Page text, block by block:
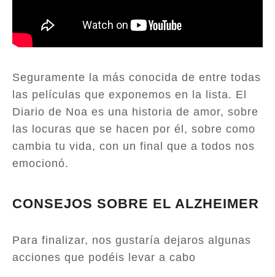
Seguramente la más conocida de entre todas
las películas que exponemos en la lista. El
Diario de Noa es una historia de amor, sobre
las locuras que se hacen por él, sobre como
cambia tu vida, con un final que a todos nos
emocionó.
CONSEJOS SOBRE EL ALZHEIMER
Para finalizar, nos gustaría dejaros algunas
acciones que podéis levar a cabo